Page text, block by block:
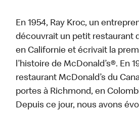
En 1954, Ray Kroc, un
découvrait un petit restaurant
en Californie et écrivait la
l’histoire de McDonald’s®. En
restaurant McDonald’s du
portes à Richmond, en
Depuis ce jour, nous avons